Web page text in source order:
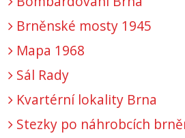
Brněnské mosty 1945
Mapa 1968
Sál Rady
Kvartérní lokality Brna
Stezky po náhrobcích